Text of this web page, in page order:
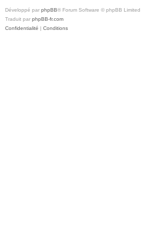
Développé par phpBB® Forum Software © phpBB Limited
Traduit par phpBB-fr.com
Confidentialité | Conditions